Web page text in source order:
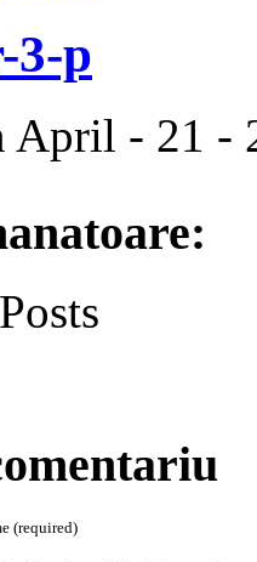
3-p
April - 21 -
(required)